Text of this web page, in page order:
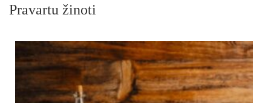
Pravartu žinoti